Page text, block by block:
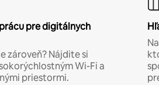
pre digitálnych
zároveň? Nájdite si
Wi-Fi a
priestormi.